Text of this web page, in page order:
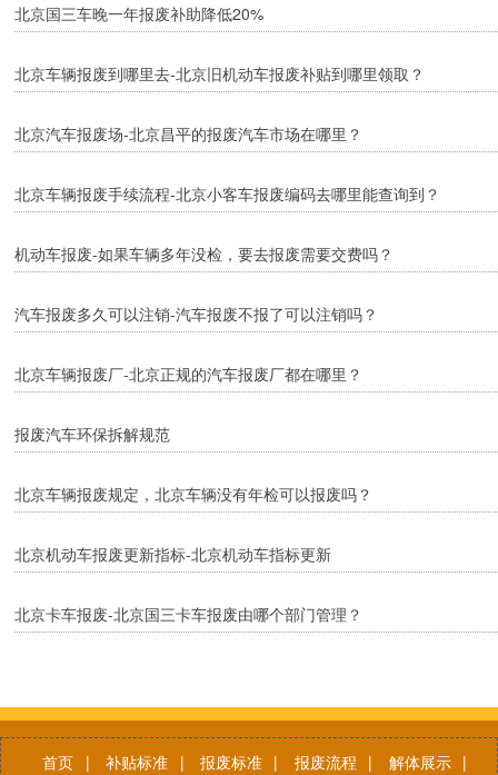
北京国三车晚一年报废补助降低20%
​北京车辆报废到哪里去-北京旧机动车报废补贴到哪里领取？
北京汽车报废场-北京昌平的报废汽车市场在哪里？
北京车辆报废手续流程-北京小客车报废编码去哪里能查询到？
机动车报废-如果车辆多年没检，要去报废需要交费吗？
汽车报废多久可以注销-汽车报废不报了可以注销吗？
北京车辆报废厂-北京正规的汽车报废厂都在哪里？
报废汽车环保拆解规范
北京车辆报废规定，北京车辆没有年检可以报废吗？
北京机动车报废更新指标-北京机动车指标更新
北京卡车报废-北京国三卡车报废由哪个部门管理？
首页 | 补贴标准 | 报废标准 | 报废流程 | 解体展示 |